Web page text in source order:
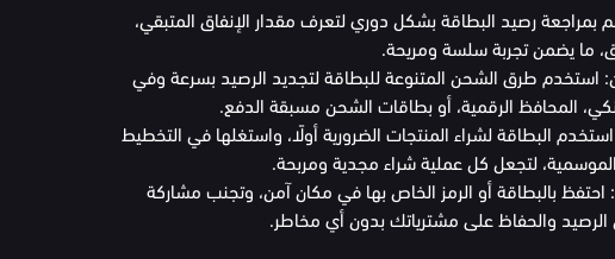
بمراجعة رصيد البطاقة بشكل دوري لتعرف مقدار الإنفاق المتبقي،
ما يضمن تجربة سلسة ومريحة.
استخدم طرق الشحن المتنوعة للبطاقة لتجديد الرصيد بسرعة وفي
المحافظ الرقمية، أو بطاقات الشحن مسبقة الدفع.
البطاقة لشراء المنتجات الضرورية أولًا، واستغلها في التخطيط
لتجعل كل عملية شراء مجدية ومربحة.
احتفظ بالبطاقة أو الرمز الخاص بها في مكان آمن، وتجنب مشاركة
الرصيد والحفاظ على مشترياتك بدون أي مخاطر.